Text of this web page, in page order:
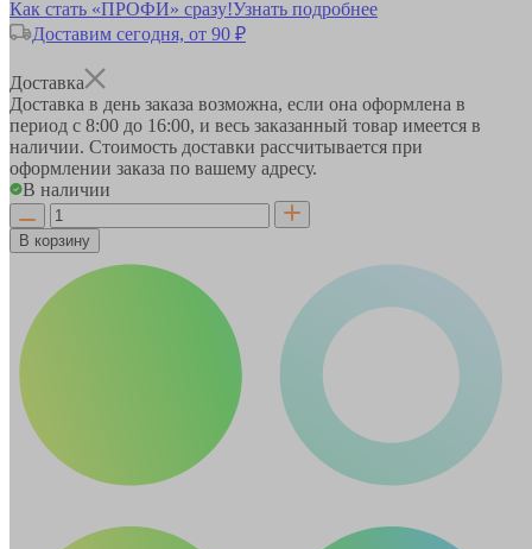
Как стать «ПРОФИ» сразу!Узнать подробнее
Доставим сегодня, от 90 ₽
Доставка
Доставка в день заказа возможна, если она оформлена в
период с 8:00 до 16:00, и весь заказанный товар имеется в
наличии. Стоимость доставки рассчитывается при
оформлении заказа по вашему адресу.
В наличии
В корзину